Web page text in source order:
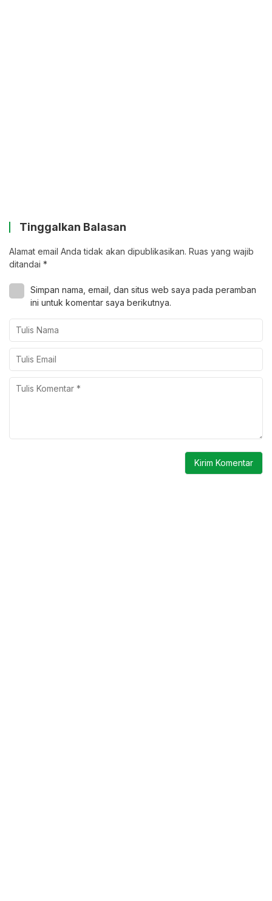
Tinggalkan Balasan
Alamat email Anda tidak akan dipublikasikan. Ruas yang wajib
ditandai *
Simpan nama, email, dan situs web saya pada peramban
ini untuk komentar saya berikutnya.